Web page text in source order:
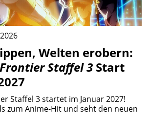
Welten erobern:
Staffel 3 Start
Staffel 3 startet im Januar 2027!
zum Anime-Hit und seht den neuen